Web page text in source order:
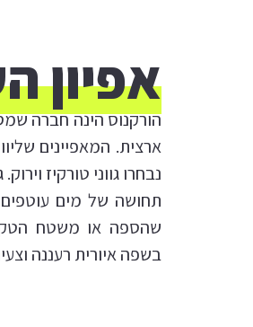
אפיון
הורקנוס הינה חברה
ארצית. המאפיינים
נבחרו גווני טורקיז
תחושה של מים עוטפים
שהספה או משטח
בשפה איורית רעננה